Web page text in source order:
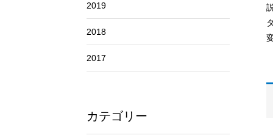
2019
2018
2017
カテゴリー